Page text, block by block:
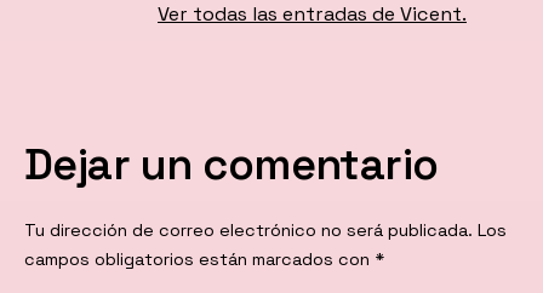
Ver todas las entradas de Vicent.
Dejar un comentario
Tu dirección de correo electrónico no será publicada. Los
campos obligatorios están marcados con *